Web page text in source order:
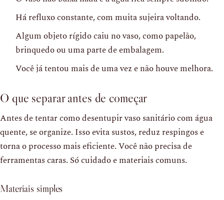
Há refluxo constante, com muita sujeira voltando.
Algum objeto rígido caiu no vaso, como papelão,
brinquedo ou uma parte de embalagem.
Você já tentou mais de uma vez e não houve melhora.
O que separar antes de começar
Antes de tentar como desentupir vaso sanitário com água
quente, se organize. Isso evita sustos, reduz respingos e
torna o processo mais eficiente. Você não precisa de
ferramentas caras. Só cuidado e materiais comuns.
Materiais simples